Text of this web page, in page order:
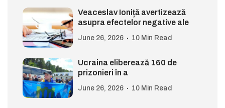
Veaceslav Ioniță avertizează
asupra efectelor negative ale
June 26, 2026 10 Min Read
Ucraina eliberează 160 de
prizonieri în a
June 26, 2026 10 Min Read